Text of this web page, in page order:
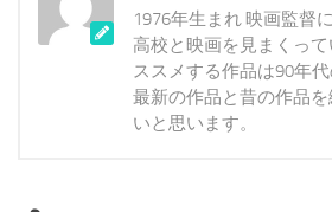
1976年生まれ 映画監督
高校と映画を見まくっ
ススメする作品は90年代
最新の作品と昔の作品
いと思います。